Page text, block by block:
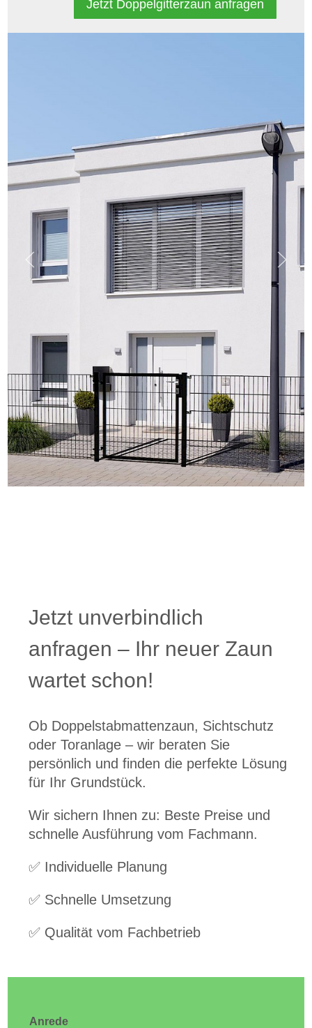
Jetzt Doppelgitterzaun anfragen
Jetzt unverbindlich
anfragen – Ihr neuer Zaun
wartet schon!
Ob Doppelstabmattenzaun, Sichtschutz
oder Toranlage – wir beraten Sie
persönlich und finden die perfekte Lösung
für Ihr Grundstück.
Wir sichern Ihnen zu: Beste Preise und
schnelle Ausführung vom Fachmann.
✅ Individuelle Planung
✅ Schnelle Umsetzung
✅ Qualität vom Fachbetrieb
Anrede